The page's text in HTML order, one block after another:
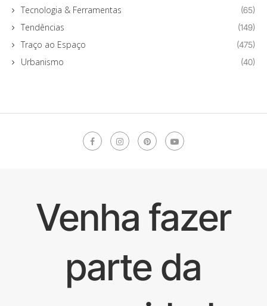
Tecnologia & Ferramentas (65)
Tendências (149)
Traço ao Espaço (475)
Urbanismo (40)
Venha fazer
parte da